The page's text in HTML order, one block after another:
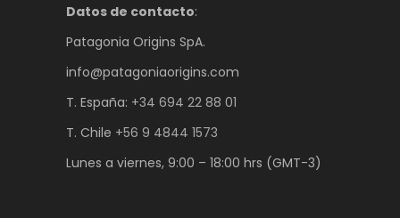
Datos de contacto:
Patagonia Origins SpA.
info@patagoniaorigins.com
T. España: +34 694 22 88 01
T. Chile +56 9 4844 1573
Lunes a viernes, 9:00 – 18:00 hrs (GMT-3)